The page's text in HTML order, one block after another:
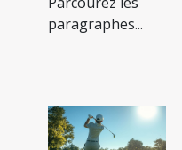
paragraphes...